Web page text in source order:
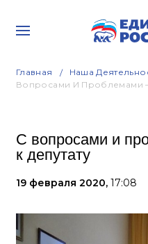
Главная Наша
Вопросами И Проблемами
С вопросами и
к депутату
19 февраля 2020, 17:08